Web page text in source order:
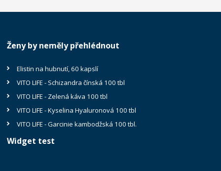
Ženy by neměly přehlédnout
Elistin na hubnutí, 60 kapslí
VITO LIFE - Schizandra čínská 100 tbl
VITO LIFE - Zelená káva 100 tbl
VITO LIFE - Kyselina Hyaluronová 100 tbl
VITO LIFE - Garcinie kambodžská 100 tbl.
Widget test